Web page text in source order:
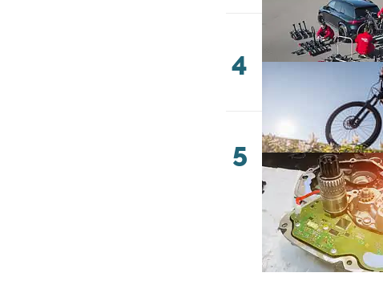
4
5